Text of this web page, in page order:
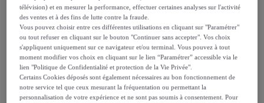
Détails sur votre produit
Description
Rouge à lèvres soin confort extrême. Une texture
télévision) et en mesurer la performance, effectuer certaines analyses sur l'activité
des ventes et à des fins de lutte contre la fraude.
Vous pouvez choisir entre ces différentes utilisations en cliquant sur "Paramétrer"
ou tout refuser en cliquant sur le bouton "Continuer sans accepter". Vos choix
s'appliquent uniquement sur ce navigateur et/ou terminal. Vous pouvez à tout
moment modifier vos choix en cliquant sur le lien “Paramétrer” accessible via le
lien "Politique de Confidentialité et protection de la Vie Privée".
Certains Cookies déposés sont également nécessaires au bon fonctionnement de
notre service tel que ceux mesurant la fréquentation ou permettant la
personnalisation de votre expérience et ne sont pas soumis à consentement. Pour